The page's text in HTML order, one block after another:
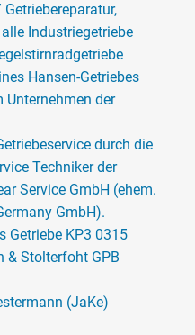
Industriegetriebe
Hansen-Getriebes
Unternehmen der
durch die
Techniker der
Service GmbH (ehem.
GmbH).
Getriebe KP3 0315
& Stolterfoht GPB
(JaKe)